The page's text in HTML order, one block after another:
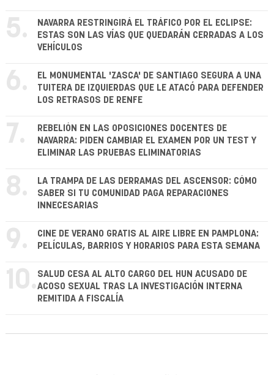
5.
NAVARRA RESTRINGIRÁ EL TRÁFICO POR EL ECLIPSE:
ESTAS SON LAS VÍAS QUE QUEDARÁN CERRADAS A LOS
VEHÍCULOS
6.
EL MONUMENTAL 'ZASCA' DE SANTIAGO SEGURA A UNA
TUITERA DE IZQUIERDAS QUE LE ATACÓ PARA DEFENDER
LOS RETRASOS DE RENFE
7.
REBELIÓN EN LAS OPOSICIONES DOCENTES DE
NAVARRA: PIDEN CAMBIAR EL EXAMEN POR UN TEST Y
ELIMINAR LAS PRUEBAS ELIMINATORIAS
8.
LA TRAMPA DE LAS DERRAMAS DEL ASCENSOR: CÓMO
SABER SI TU COMUNIDAD PAGA REPARACIONES
INNECESARIAS
9.
CINE DE VERANO GRATIS AL AIRE LIBRE EN PAMPLONA:
PELÍCULAS, BARRIOS Y HORARIOS PARA ESTA SEMANA
10. SALUD CESA AL ALTO CARGO DEL HUN ACUSADO DE
ACOSO SEXUAL TRAS LA INVESTIGACIÓN INTERNA
REMITIDA A FISCALÍA